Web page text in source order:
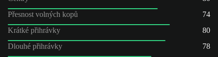
Přesnost volných kopů
74
Krátké přihrávky
80
Dlouhé přihrávky
78